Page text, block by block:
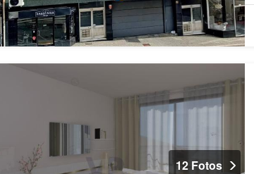
12 Fotos